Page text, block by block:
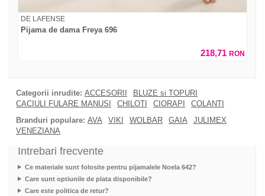
DE LAFENSE
Pijama de dama Freya 696
218,71 RON
Categorii inrudite: ACCESORII
BLUZE si TOPURI
CACIULI FULARE MANUSI
CHILOTI CIORAPI
COLANTI
Branduri populare: AVA VIKI WOLBAR GAIA
JULIMEX
VENEZIANA
Intrebari frecvente
Ce materiale sunt folosite pentru pijamalele Noela 642?
Care sunt optiunile de plata disponibile?
Care este politica de retur?